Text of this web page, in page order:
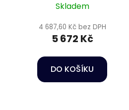
těsnění EPDM
Skladem
4 687,60 Kč bez DPH
5 672 Kč
DO KOŠÍKU